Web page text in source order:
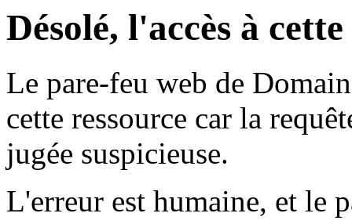
Désolé, l'accès à
Le pare-feu web de
cette ressource car la
jugée suspicieuse.
L'erreur est humaine, et le